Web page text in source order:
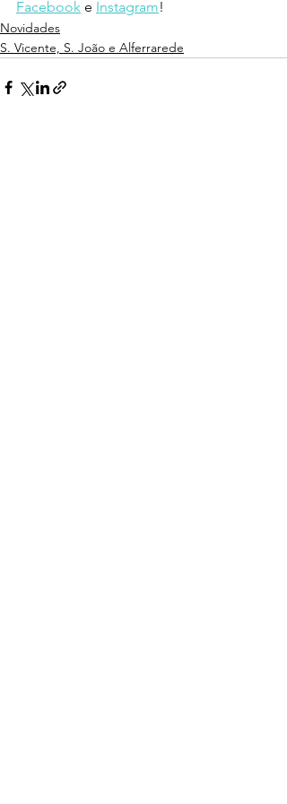
Facebook e Instagram!
Novidades
S. Vicente, S. João e Alferrarede